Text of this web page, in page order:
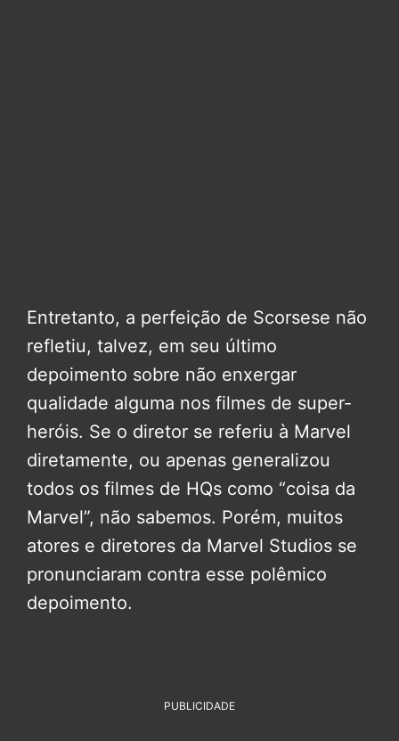
Entretanto, a perfeição de Scorsese não
refletiu, talvez, em seu último
depoimento sobre não enxergar
qualidade alguma nos filmes de super-
heróis. Se o diretor se referiu à Marvel
diretamente, ou apenas generalizou
todos os filmes de HQs como “coisa da
Marvel”, não sabemos. Porém, muitos
atores e diretores da Marvel Studios se
pronunciaram contra esse polêmico
depoimento.
PUBLICIDADE